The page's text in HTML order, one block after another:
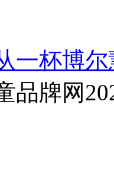
一杯博
品牌网